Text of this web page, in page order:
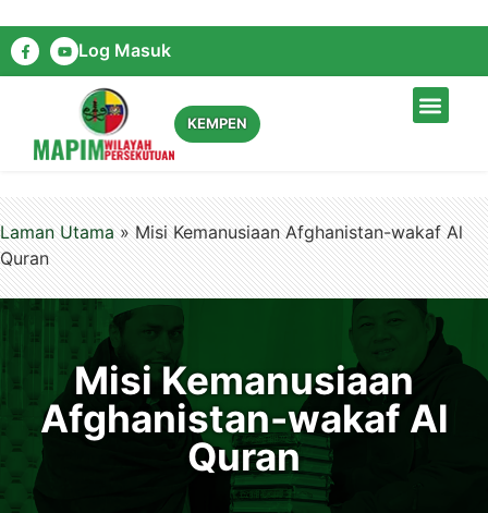
Log Masuk
KEMPEN
Laman Utama»Misi Kemanusiaan Afghanistan-wakaf Al
Quran
Misi Kemanusiaan
Afghanistan-wakaf Al
Quran